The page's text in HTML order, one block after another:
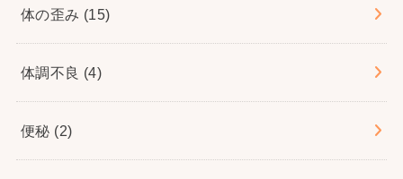
体の歪み (15)
体調不良 (4)
便秘 (2)